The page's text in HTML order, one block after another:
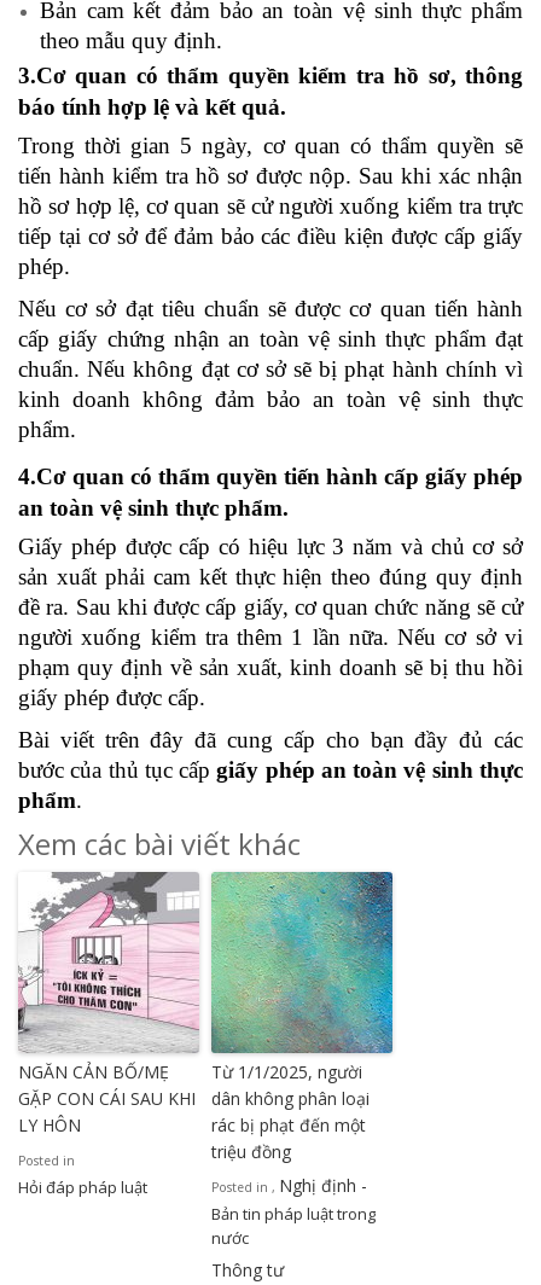
Bản cam kết đảm bảo an toàn vệ sinh thực phẩm
theo mẫu quy định.
3.Cơ quan có thẩm quyền kiểm tra hồ sơ, thông
báo tính hợp lệ và kết quả.
Trong thời gian 5 ngày, cơ quan có thẩm quyền sẽ
tiến hành kiểm tra hồ sơ được nộp. Sau khi xác nhận
hồ sơ hợp lệ, cơ quan sẽ cử người xuống kiểm tra trực
tiếp tại cơ sở để đảm bảo các điều kiện được cấp giấy
phép.
Nếu cơ sở đạt tiêu chuẩn sẽ được cơ quan tiến hành
cấp giấy chứng nhận an toàn vệ sinh thực phẩm đạt
chuẩn. Nếu không đạt cơ sở sẽ bị phạt hành chính vì
kinh doanh không đảm bảo an toàn vệ sinh thực
phẩm.
4.Cơ quan có thẩm quyền tiến hành cấp giấy phép
an toàn vệ sinh thực phẩm.
Giấy phép được cấp có hiệu lực 3 năm và chủ cơ sở
sản xuất phải cam kết thực hiện theo đúng quy định
đề ra. Sau khi được cấp giấy, cơ quan chức năng sẽ cử
người xuống kiểm tra thêm 1 lần nữa. Nếu cơ sở vi
phạm quy định về sản xuất, kinh doanh sẽ bị thu hồi
giấy phép được cấp.
Bài viết trên đây đã cung cấp cho bạn đầy đủ các
bước của thủ tục cấpgiấy phép an toàn vệ sinh thực
phẩm.
Xem các bài viết khác
NGĂN CẢN BỐ/MẸ
GẶP CON CÁI SAU KHI
LY HÔN
Posted in
Hỏi đáp pháp luật
Từ 1/1/2025, người
dân không phân loại
rác bị phạt đến một
triệu đồng
Posted in
Bản tin pháp luật trong
nước
, Nghị định -
Thông tư